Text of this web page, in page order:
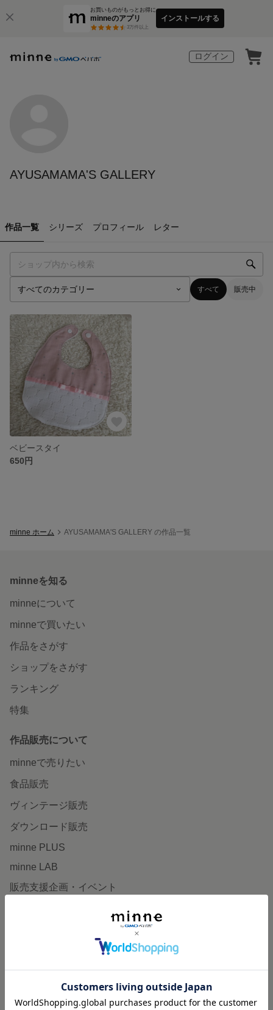
お買いものがもっとお得に
minneのアプリ
3万件以上
インストールする
ログイン
AYUSAMAMA'S GALLERY
作品一覧 シリーズ プロフィール レター
すべて 販売中
ベビースタイ
650円
minne ホーム AYUSAMAMA'S GALLERY の作品一覧
minneを知る
minneについて
minneで買いたい
作品をさがす
ショップをさがす
ランキング
特集
作品販売について
minneで売りたい
食品販売
ヴィンテージ販売
ダウンロード販売
minne PLUS
minne LAB
販売支援企画・イベント
minneとものづくりと
minneの本